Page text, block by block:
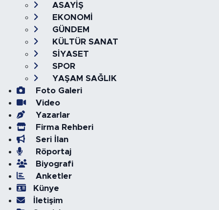
ASAYİŞ
EKONOMİ
GÜNDEM
KÜLTÜR SANAT
SİYASET
SPOR
YAŞAM SAĞLIK
Foto Galeri
Video
Yazarlar
Firma Rehberi
Seri İlan
Röportaj
Biyografi
Anketler
Künye
İletişim